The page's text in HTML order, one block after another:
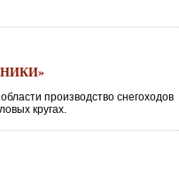
производство снегоходов
кругах.